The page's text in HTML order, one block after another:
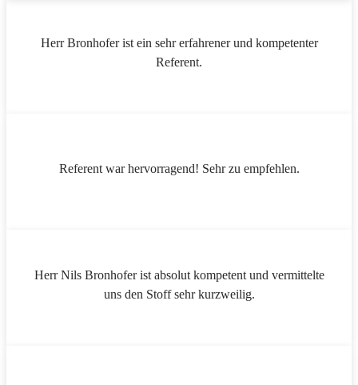
Herr Bronhofer ist ein sehr erfahrener und kompetenter
Referent.
Referent war hervorragend! Sehr zu empfehlen.
Herr Nils Bronhofer ist absolut kompetent und vermittelte
uns den Stoff sehr kurzweilig.